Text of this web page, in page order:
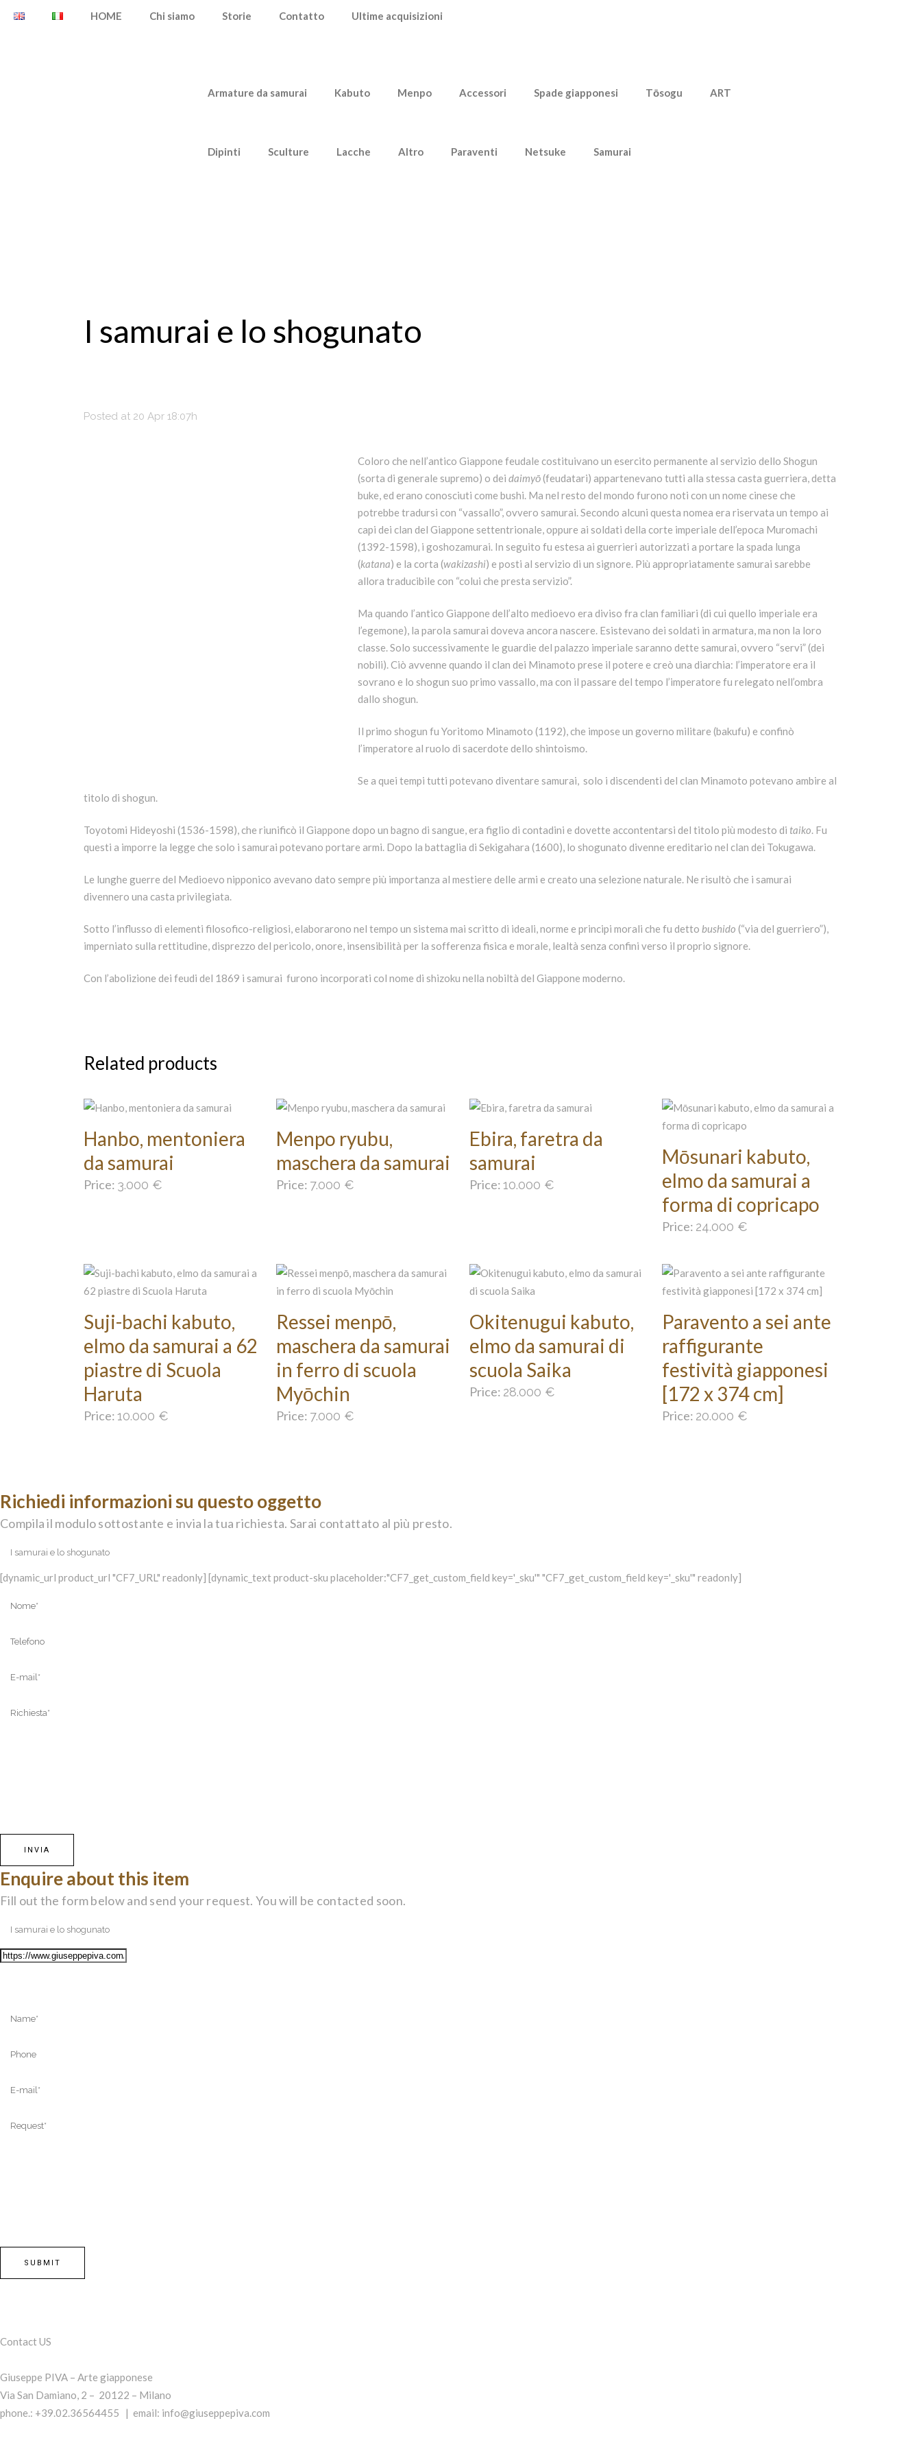
HOME Chi siamo Storie Contatto Ultime acquisizioni
Armature da samurai Kabuto Menpo Accessori Spade giapponesi Tōsogu ART
Dipinti Sculture Lacche Altro Paraventi Netsuke Samurai
I samurai e lo shogunato
Posted at 20 Apr 18:07h
Coloro che nell’antico Giappone feudale costituivano un esercito permanente al servizio dello Shogun
(sorta di generale supremo) o dei daimyō(feudatari) appartenevano tutti alla stessa casta guerriera, detta
buke, ed erano conosciuti come bushi. Ma nel resto del mondo furono noti con un nome cinese che
potrebbe tradursi con “vassallo”, ovvero samurai. Secondo alcuni questa nomea era riservata un tempo ai
capi dei clan del Giappone settentrionale, oppure ai soldati della corte imperiale dell’epoca Muromachi
(1392-1598), i goshozamurai. In seguito fu estesa ai guerrieri autorizzati a portare la spada lunga
(katana) e la corta (wakizashi) e posti al servizio di un signore. Più appropriatamente samurai sarebbe
allora traducibile con “colui che presta servizio”.
Ma quando l’antico Giappone dell’alto medioevo era diviso fra clan familiari (di cui quello imperiale era
l’egemone), la parola samurai doveva ancora nascere. Esistevano dei soldati in armatura, ma non la loro
classe. Solo successivamente le guardie del palazzo imperiale saranno dette samurai, ovvero “servi” (dei
nobili). Ciò avvenne quando il clan dei Minamoto prese il potere e creò una diarchia: l’imperatore era il
sovrano e lo shogun suo primo vassallo, ma con il passare del tempo l’imperatore fu relegato nell’ombra
dallo shogun.
Il primo shogun fu Yoritomo Minamoto (1192), che impose un governo militare (bakufu) e confinò
l’imperatore al ruolo di sacerdote dello shintoismo.
Se a quei tempi tutti potevano diventare samurai, solo i discendenti del clan Minamoto potevano ambire al
titolo di shogun.
Toyotomi Hideyoshi (1536-1598), che riunificò il Giappone dopo un bagno di sangue, era figlio di contadini e dovette accontentarsi del titolo più modesto di taiko. Fu
questi a imporre la legge che solo i samurai potevano portare armi. Dopo la battaglia di Sekigahara (1600), lo shogunato divenne ereditario nel clan dei Tokugawa.
Le lunghe guerre del Medioevo nipponico avevano dato sempre più importanza al mestiere delle armi e creato una selezione naturale. Ne risultò che i samurai
divennero una casta privilegiata.
Sotto l’influsso di elementi filosofico-religiosi, elaborarono nel tempo un sistema mai scritto di ideali, norme e principi morali che fu detto bushido (“via del guerriero”),
imperniato sulla rettitudine, disprezzo del pericolo, onore, insensibilità per la sofferenza fisica e morale, lealtà senza confini verso il proprio signore.
Con l’abolizione dei feudi del 1869 i samurai furono incorporati col nome di shizoku nella nobiltà del Giappone moderno.
Related products
Hanbo, mentoniera
da samurai
Price: 3.000 €
Menpo ryubu,
maschera da samurai
Price: 7.000 €
Ebira, faretra da
samurai
Price:10.000 €
Mōsunari kabuto,
elmo da samurai a
forma di copricapo
Price: 24.000 €
Suji-bachi kabuto,
elmo da samurai a 62
piastre di Scuola
Haruta
Price:10.000 €
Ressei menpō,
maschera da samurai
in ferro di scuola
Myōchin
Price: 7.000 €
Okitenugui kabuto,
elmo da samurai di
scuola Saika
Price: 28.000 €
Paravento a sei ante
raffigurante
festività giapponesi
[172 x 374 cm]
Price: 20.000 €
Richiedi informazioni su questo oggetto
Compila il modulo sottostante e invia la tua richiesta. Sarai contattato al più presto.
[dynamic_url product_url "CF7_URL" readonly] [dynamic_text product-sku placeholder:"CF7_get_custom_field key='_sku'" "CF7_get_custom_field key='_sku'" readonly]
Enquire about this item
Fill out the form below and send your request. You will be contacted soon.
Contact US
Giuseppe PIVA – Arte giapponese
Via San Damiano, 2 – 20122 – Milano
phone.: +39.02.36564455 | email: info@giuseppepiva.com